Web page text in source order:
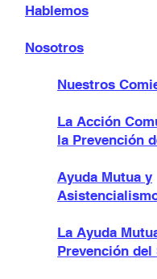
Hablemos
Nosotros
Nuestros
La Acción
la Prevención
Ayuda Mutua y
La Ayuda
Prevención